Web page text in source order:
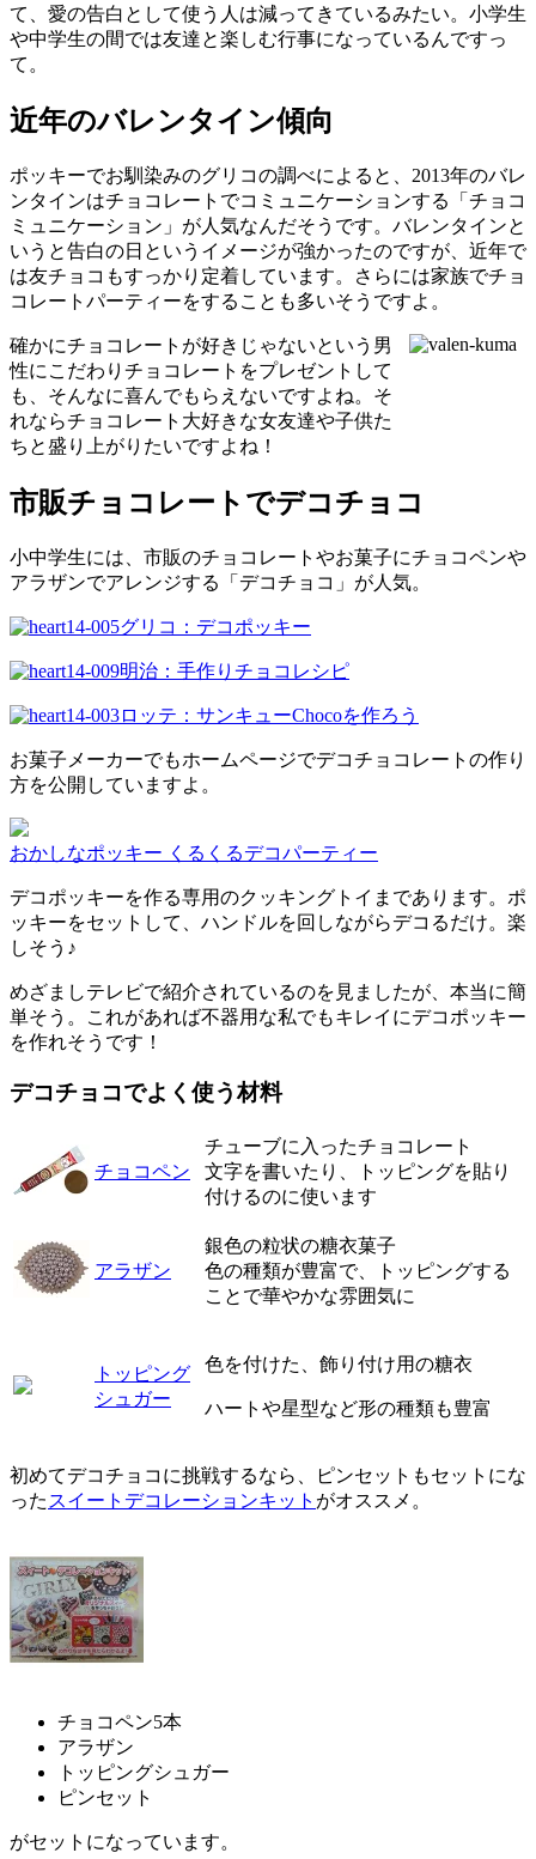
て、愛の告白として使う人は減ってきているみたい。小学生
や中学生の間では友達と楽しむ行事になっているんですっ
て。
近年のバレンタイン傾向
ポッキーでお馴染みのグリコの調べによると、2013年のバレ
ンタインはチョコレートでコミュニケーションする「チョコ
ミュニケーション」が人気なんだそうです。バレンタインと
いうと告白の日というイメージが強かったのですが、近年で
は友チョコもすっかり定着しています。さらには家族でチョ
コレートパーティーをすることも多いそうですよ。
確かにチョコレートが好きじゃないという男
性にこだわりチョコレートをプレゼントして
も、そんなに喜んでもらえないですよね。そ
れならチョコレート大好きな女友達や子供た
ちと盛り上がりたいですよね！
市販チョコレートでデコチョコ
小中学生には、市販のチョコレートやお菓子にチョコペンや
アラザンでアレンジする「デコチョコ」が人気。
グリコ：デコポッキー
明治：手作りチョコレシピ
ロッテ：サンキューChocoを作ろう
お菓子メーカーでもホームページでデコチョコレートの作り
方を公開していますよ。
おかしなポッキー くるくるデコパーティー
デコポッキーを作る専用のクッキングトイまであります。ポ
ッキーをセットして、ハンドルを回しながらデコるだけ。楽
しそう♪
めざましテレビで紹介されているのを見ましたが、本当に簡
単そう。これがあれば不器用な私でもキレイにデコポッキー
を作れそうです！
デコチョコでよく使う材料
チョコペン
チューブに入ったチョコレート
文字を書いたり、トッピングを貼り
付けるのに使います
アラザン
銀色の粒状の糖衣菓子
色の種類が豊富で、トッピングする
ことで華やかな雰囲気に
トッピング
シュガー
色を付けた、飾り付け用の糖衣
ハートや星型など形の種類も豊富
初めてデコチョコに挑戦するなら、ピンセットもセットにな
った スイートデコレーションキット がオススメ。
チョコペン5本
アラザン
トッピングシュガー
ピンセット
がセットになっています。